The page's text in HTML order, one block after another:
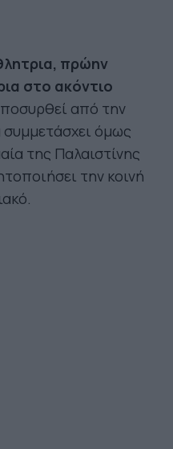
πρώην
στο ακόντιο
από την
όμως
της Παλαιστίνης
την κοινή